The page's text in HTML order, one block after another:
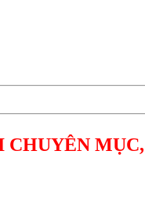
CHUYÊN